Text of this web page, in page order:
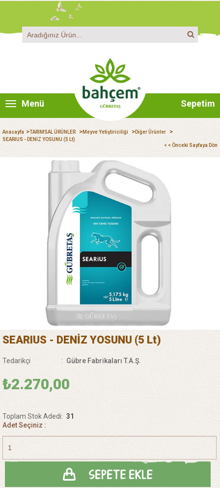
Sepetim
Menü
Anasayfa >TARIMSAL ÜRÜNLER >Meyve Yetiştiriciliği >Diğer Ürünler >
SEARIUS - DENİZ YOSUNU (5 Lt)
< < Önceki Sayfaya Dön
SEARIUS - DENİZ YOSUNU (5 Lt)
Tedarikçi : Gübre Fabrikaları T.A.Ş.
₺2.270,00
Toplam Stok Adedi: 31
Adet Seçiniz :